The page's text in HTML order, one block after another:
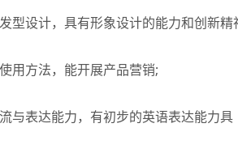
设计，具有形象设计的能力和创新精
方法，能开展产品营销;
表达能力，有初步的英语表达能力具